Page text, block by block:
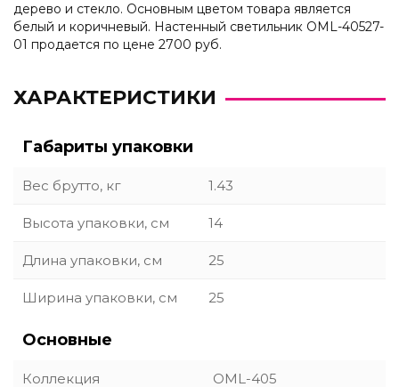
дерево и стекло. Основным цветом товара является
белый и коричневый. Настенный светильник OML-40527-
01 продается по цене 2700 руб.
ХАРАКТЕРИСТИКИ
Габариты упаковки
Вес брутто, кг 1.43
Высота упаковки, см 14
Длина упаковки, см 25
Ширина упаковки, см 25
Основные
Коллекция OML-405